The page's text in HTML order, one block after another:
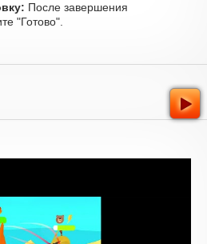
После завершения
"Готово".